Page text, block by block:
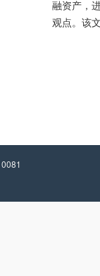
融资产，
观点。该